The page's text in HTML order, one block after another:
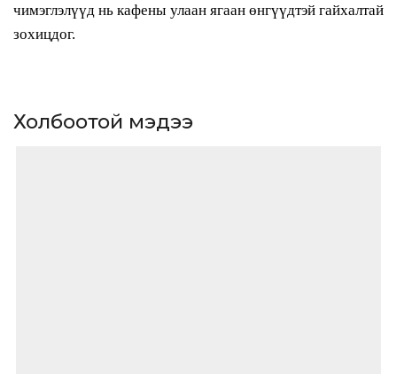
чимэглэлүүд нь кафены улаан ягаан өнгүүдтэй гайхалтай
зохицдог.
Холбоотой мэдээ